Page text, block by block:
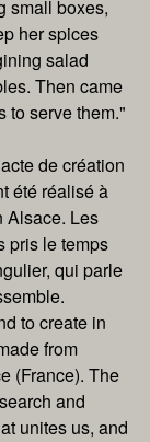
small boxes,
her spices
salad
Then came
to serve them."
de création
été réalisé à
Alsace. Les
pris le temps
qui parle
to create in
from
(France). The
and
unites us, and